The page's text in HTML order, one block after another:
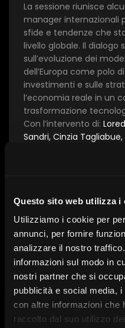
Questo sito web utilizza i
Utilizziamo i cookie per
annunci, per fornire
analizzare il nostro
informazioni sul modo in
nostri partner che si
pubblicità e social media,
con altre informazioni che
raccolto dal suo utilizzo
La sessione riunisce
manager internazionali
sfide e tendenze che
livello globale. Il dialogo
sull’evoluzione dei
dell’Europa come polo
investimenti e sulle
l’economia reale in un
trasformazione
Con l’intervento di:
Sandri, Cinzia
Data:5 Novembre 2025
Scopri altri
1